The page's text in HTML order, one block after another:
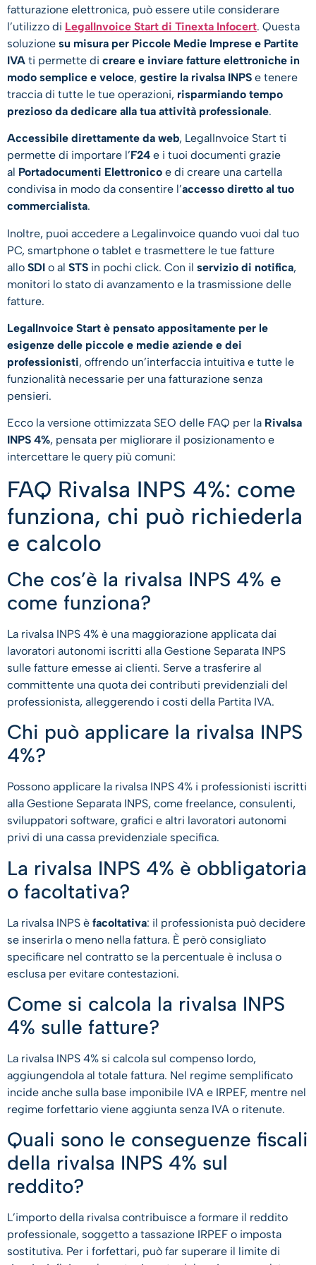
fatturazione elettronica, può essere utile considerare
l’utilizzo di LegalInvoice Start di Tinexta Infocert. Questa
soluzione su misura per Piccole Medie Imprese e Partite
IVA ti permette di creare e inviare fatture elettroniche in
modo semplice e veloce, gestire la rivalsa INPS e tenere
traccia di tutte le tue operazioni, risparmiando tempo
prezioso da dedicare alla tua attività professionale.
Accessibile direttamente da web, LegalInvoice Start ti
permette di importare l’F24 e i tuoi documenti grazie
al Portadocumenti Elettronico e di creare una cartella
condivisa in modo da consentire l’accesso diretto al tuo
commercialista.
Inoltre, puoi accedere a Legalinvoice quando vuoi dal tuo
PC, smartphone o tablet e trasmettere le tue fatture
allo SDI o al STS in pochi click. Con il servizio di notifica,
monitori lo stato di avanzamento e la trasmissione delle
fatture.
LegalInvoice Start è pensato appositamente per le
esigenze delle piccole e medie aziende e dei
professionisti, offrendo un’interfaccia intuitiva e tutte le
funzionalità necessarie per una fatturazione senza
pensieri.
Ecco la versione ottimizzata SEO delle FAQ per la Rivalsa
INPS 4%, pensata per migliorare il posizionamento e
intercettare le query più comuni:
FAQ Rivalsa INPS 4%: come
funziona, chi può richiederla
e calcolo
Che cos’è la rivalsa INPS 4% e
come funziona?
La rivalsa INPS 4% è una maggiorazione applicata dai
lavoratori autonomi iscritti alla Gestione Separata INPS
sulle fatture emesse ai clienti. Serve a trasferire al
committente una quota dei contributi previdenziali del
professionista, alleggerendo i costi della Partita IVA.
Chi può applicare la rivalsa INPS
4%?
Possono applicare la rivalsa INPS 4% i professionisti iscritti
alla Gestione Separata INPS, come freelance, consulenti,
sviluppatori software, grafici e altri lavoratori autonomi
privi di una cassa previdenziale specifica.
La rivalsa INPS 4% è obbligatoria
o facoltativa?
La rivalsa INPS è facoltativa: il professionista può decidere
se inserirla o meno nella fattura. È però consigliato
specificare nel contratto se la percentuale è inclusa o
esclusa per evitare contestazioni.
Come si calcola la rivalsa INPS
4% sulle fatture?
La rivalsa INPS 4% si calcola sul compenso lordo,
aggiungendola al totale fattura. Nel regime semplificato
incide anche sulla base imponibile IVA e IRPEF, mentre nel
regime forfettario viene aggiunta senza IVA o ritenute.
Quali sono le conseguenze fiscali
della rivalsa INPS 4% sul
reddito?
L’importo della rivalsa contribuisce a formare il reddito
professionale, soggetto a tassazione IRPEF o imposta
sostitutiva. Per i forfettari, può far superare il limite di